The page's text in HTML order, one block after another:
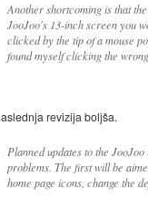
Another shortcoming is that
JooJoo's 13-inch screen you
clicked by the tip of a mouse
found myself clicking the
revizija boljša.
Planned updates to the
problems. The first will be
home page icons, change the